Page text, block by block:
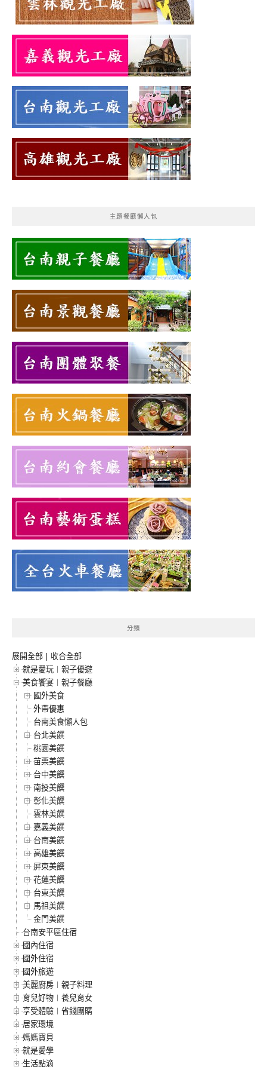
主題餐廳懶人包
分類
展開全部 | 收合全部
就是愛玩︱親子優遊
美食饗宴︱親子餐廳
國外美食
外帶優惠
台南美食懶人包
台北美饌
桃園美饌
苗栗美饌
台中美饌
南投美饌
彰化美饌
雲林美饌
嘉義美饌
台南美饌
高雄美饌
屏東美饌
花蓮美饌
台東美饌
馬祖美饌
金門美饌
台南安平區住宿
國內住宿
國外住宿
國外旅遊
美麗廚房︱親子料理
育兒好物︱養兒育女
享受體驗︱省錢團購
居家環境
媽媽寶貝
就是愛學
生活點滴